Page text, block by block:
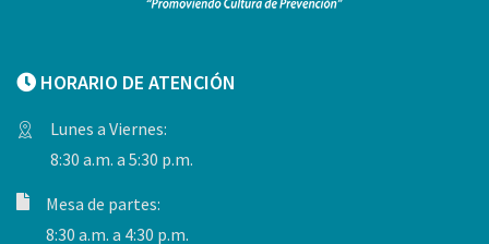
HORARIO DE ATENCIÓN
Lunes a Viernes:
8:30 a.m. a 5:30 p.m.
Mesa de partes:
8:30 a.m. a 4:30 p.m.